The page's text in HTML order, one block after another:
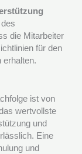
die Mitarbeiter
für den
erhalten.
ist von
wertvollste
und
Eine
und